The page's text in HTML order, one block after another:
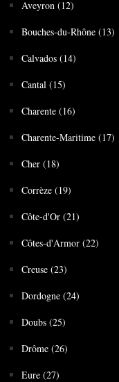
Aveyron (12)
Bouches-du-Rhône (13)
Calvados (14)
Cantal (15)
Charente (16)
Charente-Maritime (17)
Cher (18)
Corrèze (19)
Côte-d'Or (21)
Côtes-d'Armor (22)
Creuse (23)
Dordogne (24)
Doubs (25)
Drôme (26)
Eure (27)